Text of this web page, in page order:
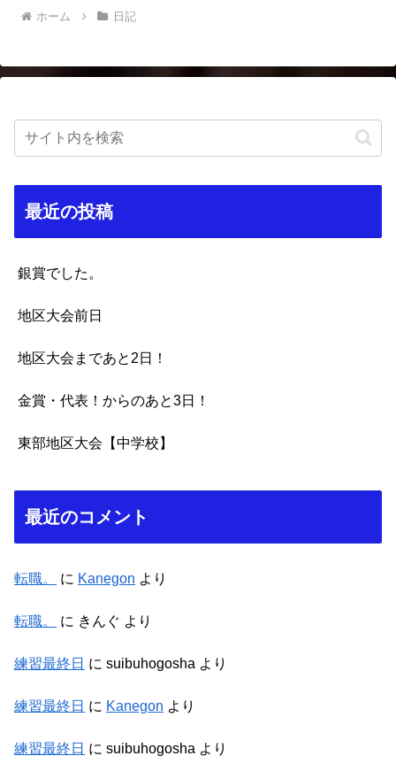
ホーム 日記
最近の投稿
銀賞でした。
地区大会前日
地区大会まであと2日！
金賞・代表！からのあと3日！
東部地区大会【中学校】
最近のコメント
転職。 に Kanegon より
転職。 に きんぐ より
練習最終日 に suibuhogosha より
練習最終日 に Kanegon より
練習最終日 に suibuhogosha より